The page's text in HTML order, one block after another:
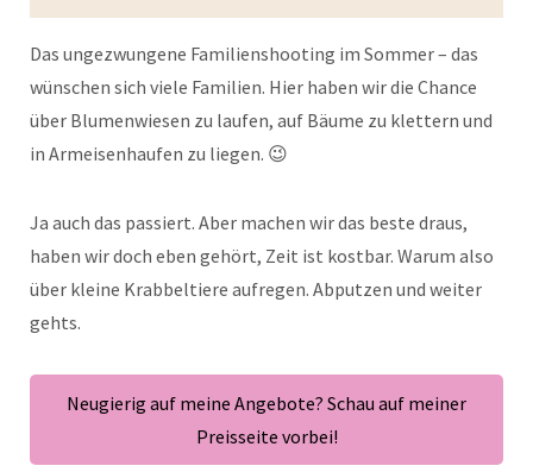
Das ungezwungene Familienshooting im Sommer – das
wünschen sich viele Familien. Hier haben wir die Chance
über Blumenwiesen zu laufen, auf Bäume zu klettern und
in Armeisenhaufen zu liegen. 😉
Ja auch das passiert. Aber machen wir das beste draus,
haben wir doch eben gehört, Zeit ist kostbar. Warum also
über kleine Krabbeltiere aufregen. Abputzen und weiter
gehts.
Neugierig auf meine Angebote? Schau auf meiner
Preisseite vorbei!